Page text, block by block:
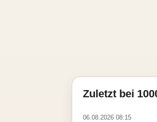
Zuletzt bei
06.08.2026 08:15